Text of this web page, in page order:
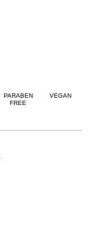
PARABEN
FREE
VEGAN